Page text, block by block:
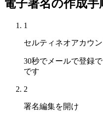
電子署名の作成手
1
セルティネオアカウ
30秒でメールで登録
です
2
署名編集を開け